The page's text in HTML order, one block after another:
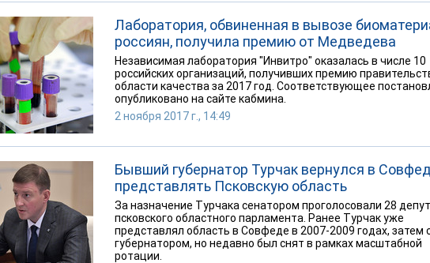
Лаборатория, обвиненная в вывозе
россиян, получила премию от Медведева
Независимая лаборатория "Инвитро" оказалась в числе 10
российских организаций, получивших премию
области качества за 2017 год. Соответствующее
опубликовано на сайте кабмина.
2 ноября 2017 г., 14:49
Бывший губернатор Турчак вернулся в Совфед
представлять Псковскую область
За назначение Турчака сенатором проголосовали 28
псковского областного парламента. Ранее Турчак уже
представлял область в Совфеде в 2007-2009 годах, затем
губернатором, но недавно был снят в рамках масштабной
ротации.